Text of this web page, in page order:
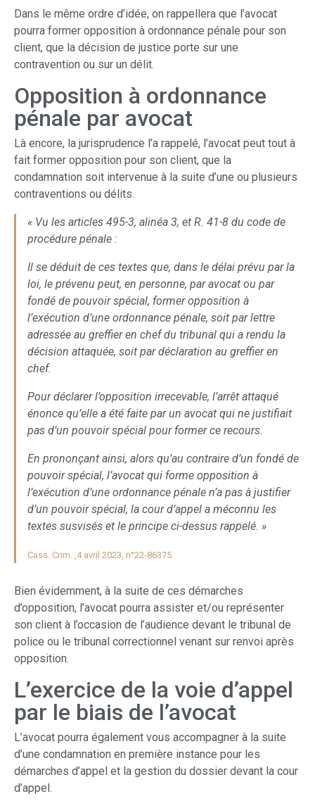
Dans le même ordre d’idée, on rappellera que l’avocat
pourra former opposition à ordonnance pénale pour son
client, que la décision de justice porte sur une
contravention ou sur un délit.
Opposition à ordonnance
pénale par avocat
Là encore, la jurisprudence l’a rappelé, l’avocat peut tout à
fait former opposition pour son client, que la
condamnation soit intervenue à la suite d’une ou plusieurs
contraventions ou délits.
« Vu les articles 495-3, alinéa 3, et R. 41-8 du code de
procédure pénale :
Il se déduit de ces textes que, dans le délai prévu par la
loi, le prévenu peut, en personne, par avocat ou par
fondé de pouvoir spécial, former opposition à
l’exécution d’une ordonnance pénale, soit par lettre
adressée au greffier en chef du tribunal qui a rendu la
décision attaquée, soit par déclaration au greffier en
chef.
Pour déclarer l’opposition irrecevable, l’arrêt attaqué
énonce qu’elle a été faite par un avocat qui ne justifiait
pas d’un pouvoir spécial pour former ce recours.
En prononçant ainsi, alors qu’au contraire d’un fondé de
pouvoir spécial, l’avocat qui forme opposition à
l’exécution d’une ordonnance pénale n’a pas à justifier
d’un pouvoir spécial, la cour d’appel a méconnu les
textes susvisés et le principe ci-dessus rappelé. »
Cass. Crim. ,4 avril 2023, n°22-86375
Bien évidemment, à la suite de ces démarches
d’opposition, l’avocat pourra assister et/ou représenter
son client à l’occasion de l’audience devant le tribunal de
police ou le tribunal correctionnel venant sur renvoi après
opposition.
L’exercice de la voie d’appel
par le biais de l’avocat
L’avocat pourra également vous accompagner à la suite
d’une condamnation en première instance pour les
démarches d’appel et la gestion du dossier devant la cour
d’appel.